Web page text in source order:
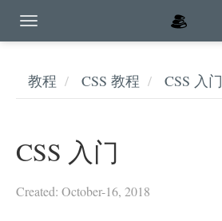
教程 CSS 教程 CSS 入门
CSS 入门
Created: October-16, 2018